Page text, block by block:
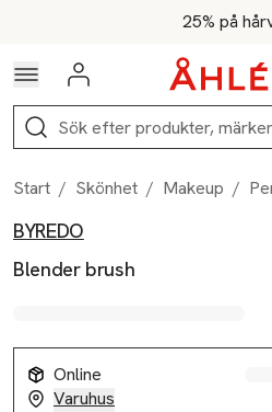
Hoppa till navigationsmenyn25% på
För medlemmar -
Logga in
Sök
Start / Skönhet / Makeup /
Produktbilder
Hoppa över bildspelet
BYREDO
Blender brush
Online
Varuhus
Produktinformation